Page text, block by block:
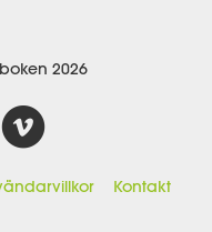
2026
Kontakt